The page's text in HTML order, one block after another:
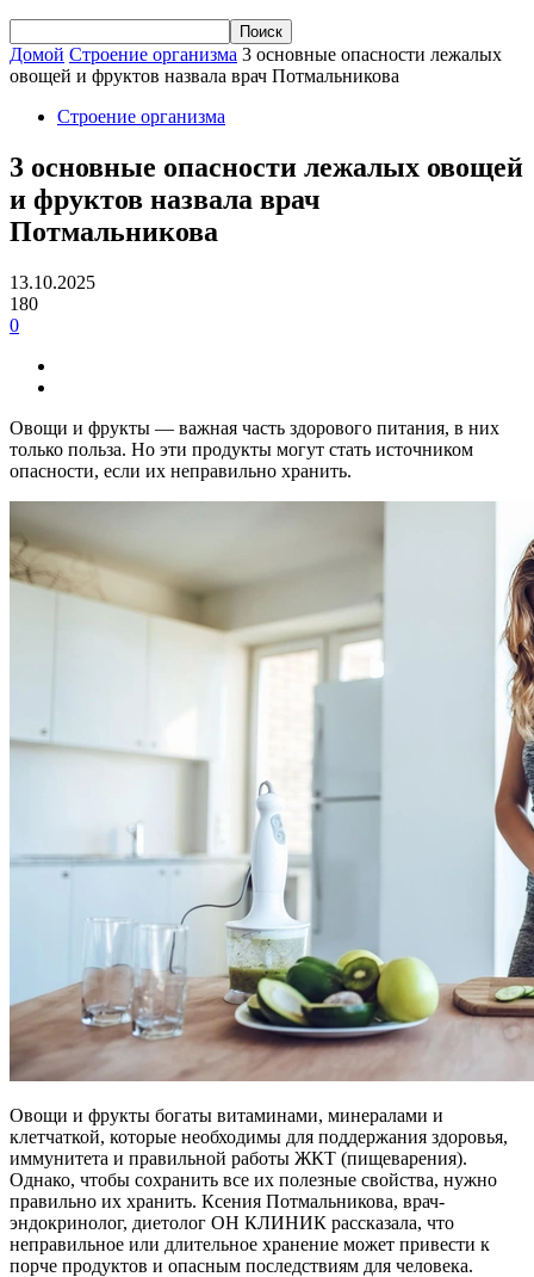
Домой Строение организма 3 основные опасности лежалых
овощей и фруктов назвала врач Потмальникова
Строение организма
3 основные опасности лежалых овощей
и фруктов назвала врач
Потмальникова
13.10.2025
180
0
Овощи и фрукты — важная часть здорового питания, в них
только польза. Но эти продукты могут стать источником
опасности, если их неправильно хранить.
Овощи и фрукты богаты витаминами, минералами и
клетчаткой, которые необходимы для поддержания здоровья,
иммунитета и правильной работы ЖКТ (пищеварения).
Однако, чтобы сохранить все их полезные свойства, нужно
правильно их хранить. Ксения Потмальникова, врач-
эндокринолог, диетолог ОН КЛИНИК рассказала, что
неправильное или длительное хранение может привести к
порче продуктов и опасным последствиям для человека.